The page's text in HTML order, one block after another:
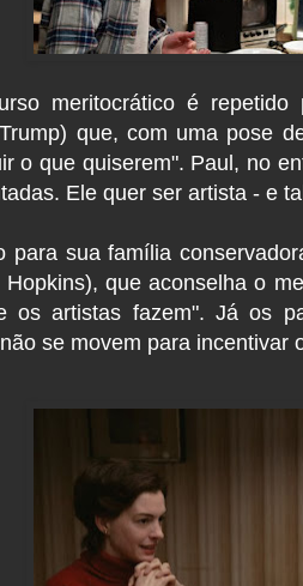
meritocrático é
que, com uma pose
o que quiserem". Paul, no
Ele quer ser artista - e
para sua família
que aconselha o
os artistas fazem". Já os
se movem para incentivar